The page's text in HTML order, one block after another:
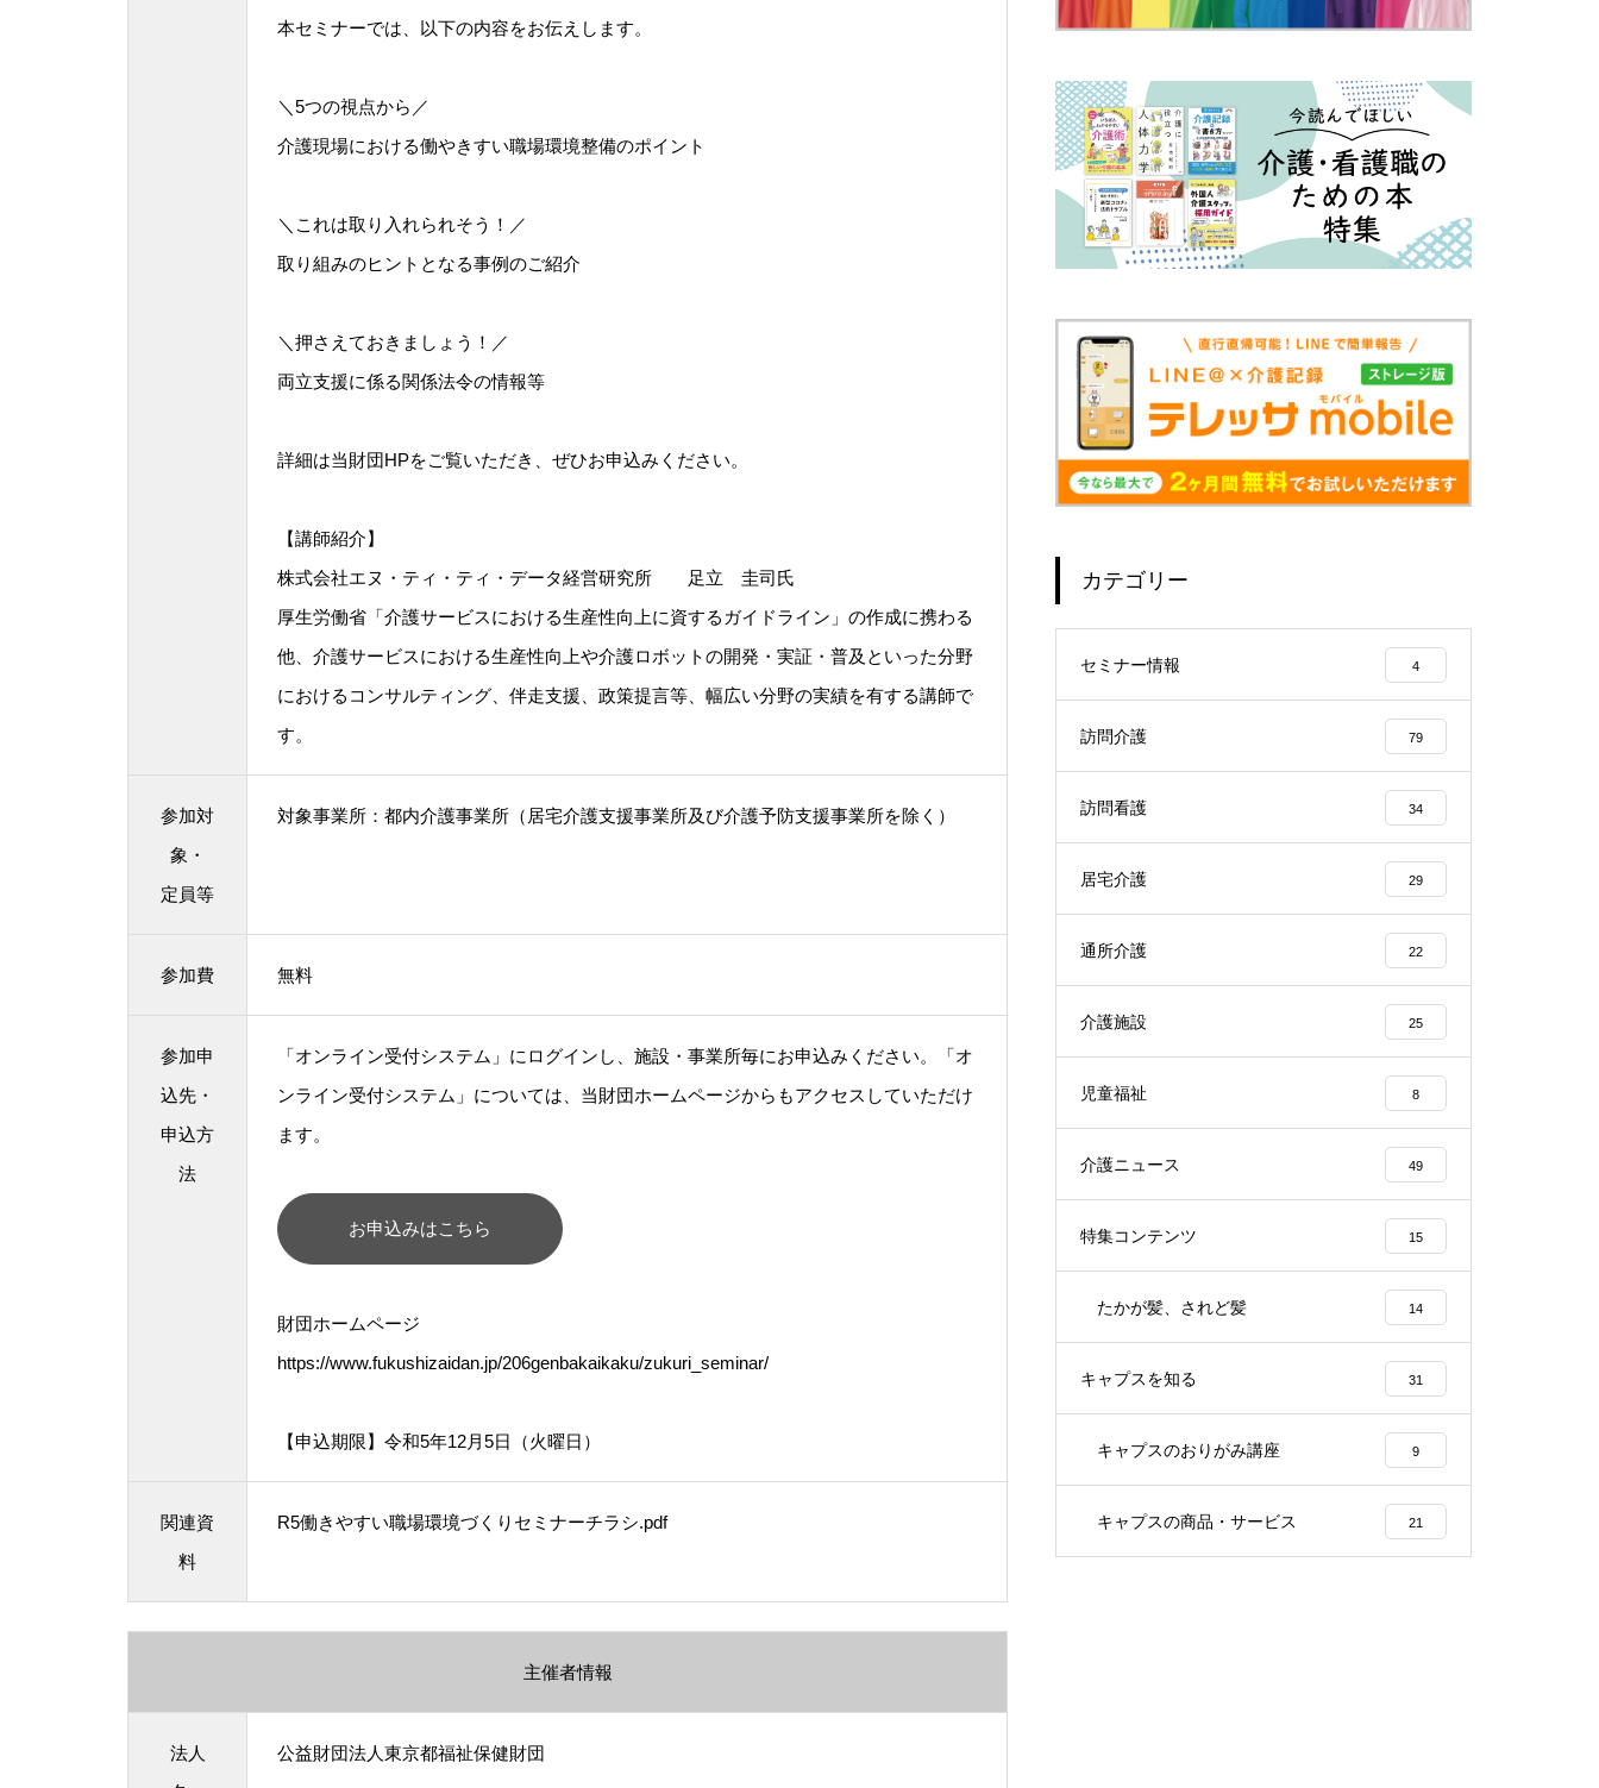
本セミナーでは、以下の内容をお伝えします。
＼5つの視点から／
介護現場における働やきすい職場環境整備のポイント
＼これは取り入れられそう！／
取り組みのヒントとなる事例のご紹介
＼押さえておきましょう！／
両立支援に係る関係法令の情報等
詳細は当財団HPをご覧いただき、ぜひお申込みください。
【講師紹介】
株式会社エヌ・ティ・ティ・データ経営研究所 足立 圭司氏
厚生労働省「介護サービスにおける生産性向上に資するガイドライン」の作成に携わる
他、介護サービスにおける生産性向上や介護ロボットの開発・実証・普及といった分野
におけるコンサルティング、伴走支援、政策提言等、幅広い分野の実績を有する講師で
す。
参加対
象・
定員等
対象事業所：都内介護事業所（居宅介護支援事業所及び介護予防支援事業所を除く）
参加費 無料
参加申
込先・
申込方
法
「オンライン受付システム」にログインし、施設・事業所毎にお申込みください。「オ
ンライン受付システム」については、当財団ホームページからもアクセスしていただけ
ます。
お申込みはこちら
財団ホームページ
https://www.fukushizaidan.jp/206genbakaikaku/zukuri_seminar/
【申込期限】令和5年12月5日（火曜日）
関連資
料
R5働きやすい職場環境づくりセミナーチラシ.pdf
主催者情報
法人
公益財団法人東京都福祉保健財団
カテゴリー
セミナー情報 4
訪問介護 79
訪問看護 34
居宅介護 29
通所介護 22
介護施設 25
児童福祉 8
介護ニュース 49
特集コンテンツ 15
たかが髪、されど髪 14
キャプスを知る 31
キャプスのおりがみ講座 9
キャプスの商品・サービス 21